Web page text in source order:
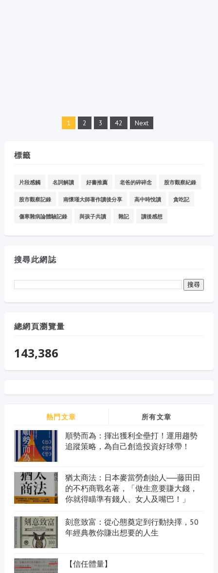
1 2 3 42 Next
標籤
片段感觸 名詞解讀 好書推薦 老爸的碎碎念 股市觀察紀錄
股市觀察記錄 南懷瑾大師著作讀後分享 高中時悅讀 貪吃記
傷寒雜病論體驗記錄 與孩子共讀 雜記 讀後感想
搜尋此網誌
總網頁瀏覽量
143,386
熱門文章 所有文章
順勢而為：揮出獲利全壘打！運用趨勢
追蹤策略，為自己創造投資好球帶！
猶太商法：日本麥當勞創始人──藤田田
的不朽商戰名著，「做生意要賺大錢，
你就得瞄準有錢人、女人及嘴巴！」
刻意致富：從心態奠定到行動抉擇，50
年經典教你賺出想要的人生
【信任體量】